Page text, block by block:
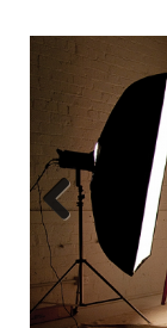
Previous